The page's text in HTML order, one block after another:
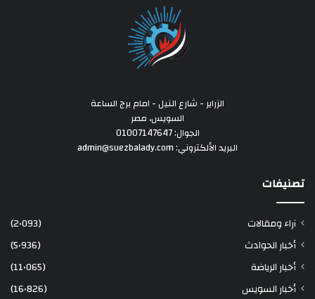
الزراير - شارع النيل - امام برج الساعة
السويس، مصر
الجوال: 01007147647
البريد الألكتروني: admin@suezbalady.com
تصنيفات
آراء ومقالات
(2٬093)
أخبار الحوادث
(5٬936)
أخبار الرياضة
(11٬065)
أخبار السويس
(16٬826)